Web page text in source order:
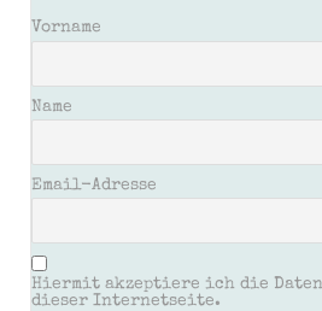
Vorname
Name
Email-Adresse
Hiermit akzeptiere ich die
dieser Internetseite.